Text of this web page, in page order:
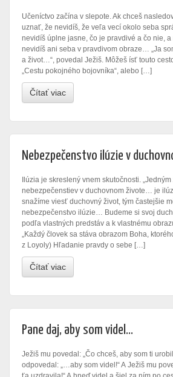
Učeníctvo začína v slepote. Ak chceš
uznať, že nevidíš, že veľa vecí okolo seba
nevidíš úplne jasne, čo je pravdivé a čo nie,
nevidíš ani seba v pravdivom obraze… „Ja
a život…“, povedal Ježiš. Môžeš ísť touto
„Cestu pokojného bojovníka“, alebo […]
Čítať viac
Nebezpečenstvo ilúzie v
Ilúzia je skreslený vnem skutočnosti.
nebezpečenstiev v duchovnom živote… je
snažíme viesť duchovný život, tým častejšie
nebezpečenstvo ilúzie… Budeme si svoj
podľa vlastných predstáv a k vlastnému
„Každý človek sa stáva obrazom Boha,
z Loyoly) Hľadanie pravdy o sebe […]
Čítať viac
Pane daj, aby som videl…
Ježiš mu povedal: „Čo chceš, aby som ti
odpovedal: „…aby som videl!“ A Ježiš mu